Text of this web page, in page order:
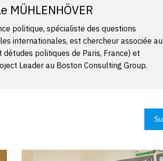
MÜHLENHÖVER
politique, spécialiste des questions
internationales, est chercheur associée au
détudes politiques de Paris, France) et
Leader au Boston Consulting Group.